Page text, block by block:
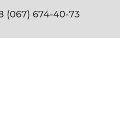
(067) 674-40-73